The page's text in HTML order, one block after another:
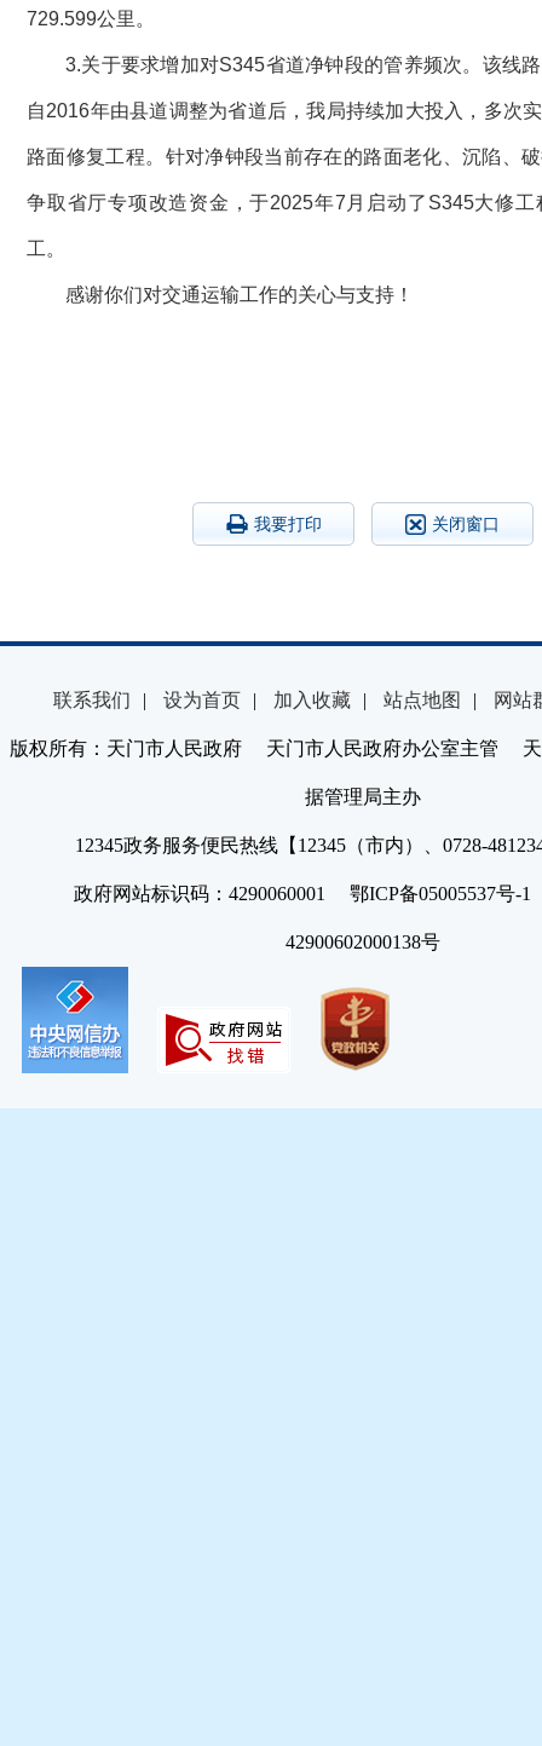
729.599公里。
3.关于要求增加对S345省道净钟段的管养频次。该线
自2016年由县道调整为省道后，我局持续加大投入，多次
路面修复工程。针对净钟段当前存在的路面老化、沉陷、
争取省厅专项改造资金，于2025年7月启动了S345大修
工。
感谢你们对交通运输工作的关心与支持！
我要打印 关闭窗口
联系我们 | 设为首页 | 加入收藏 | 站点地图 | 网站
版权所有：天门市人民政府 天门市人民政府办公室主管 天
据管理局主办
12345政务服务便民热线【12345（市内）、0728-
政府网站标识码：4290060001 鄂ICP备05005537号
42900602000138号